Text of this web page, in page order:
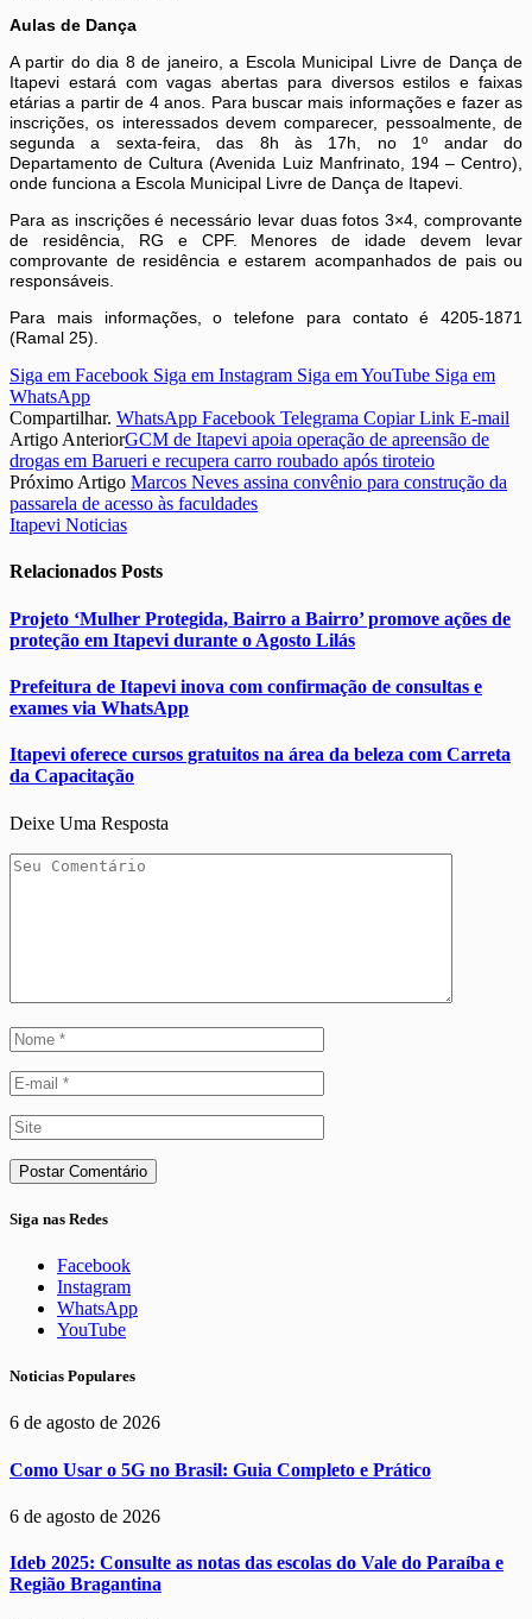
Aulas de Dança
A partir do dia 8 de janeiro, a Escola Municipal Livre de Dança de
Itapevi estará com vagas abertas para diversos estilos e faixas
etárias a partir de 4 anos. Para buscar mais informações e fazer as
inscrições, os interessados devem comparecer, pessoalmente, de
segunda a sexta-feira, das 8h às 17h, no 1º andar do
Departamento de Cultura (Avenida Luiz Manfrinato, 194 – Centro),
onde funciona a Escola Municipal Livre de Dança de Itapevi.
Para as inscrições é necessário levar duas fotos 3×4, comprovante
de residência, RG e CPF. Menores de idade devem levar
comprovante de residência e estarem acompanhados de pais ou
responsáveis.
Para mais informações, o telefone para contato é 4205-1871
(Ramal 25).
Siga em Facebook Siga em Instagram Siga em YouTube Siga em
WhatsApp
Compartilhar. WhatsApp Facebook Telegrama Copiar Link E-mail
Artigo AnteriorGCM de Itapevi apoia operação de apreensão de
drogas em Barueri e recupera carro roubado após tiroteio
Próximo Artigo Marcos Neves assina convênio para construção da
passarela de acesso às faculdades
Itapevi Noticias
Relacionados Posts
Projeto ‘Mulher Protegida, Bairro a Bairro’ promove ações de
proteção em Itapevi durante o Agosto Lilás
Prefeitura de Itapevi inova com confirmação de consultas e
exames via WhatsApp
Itapevi oferece cursos gratuitos na área da beleza com Carreta
da Capacitação
Deixe Uma Resposta
Siga nas Redes
Facebook
Instagram
WhatsApp
YouTube
Noticias Populares
6 de agosto de 2026
Como Usar o 5G no Brasil: Guia Completo e Prático
6 de agosto de 2026
Ideb 2025: Consulte as notas das escolas do Vale do Paraíba e
Região Bragantina